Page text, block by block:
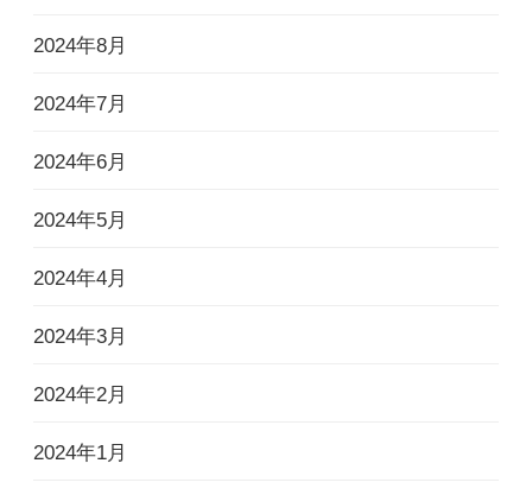
2024年8月
2024年7月
2024年6月
2024年5月
2024年4月
2024年3月
2024年2月
2024年1月